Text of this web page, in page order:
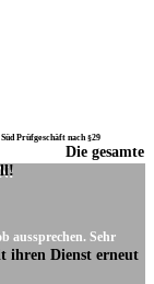
Prüfgeschäft nach §29
Die gesamte
aussprechen. Sehr
ihren Dienst erneut